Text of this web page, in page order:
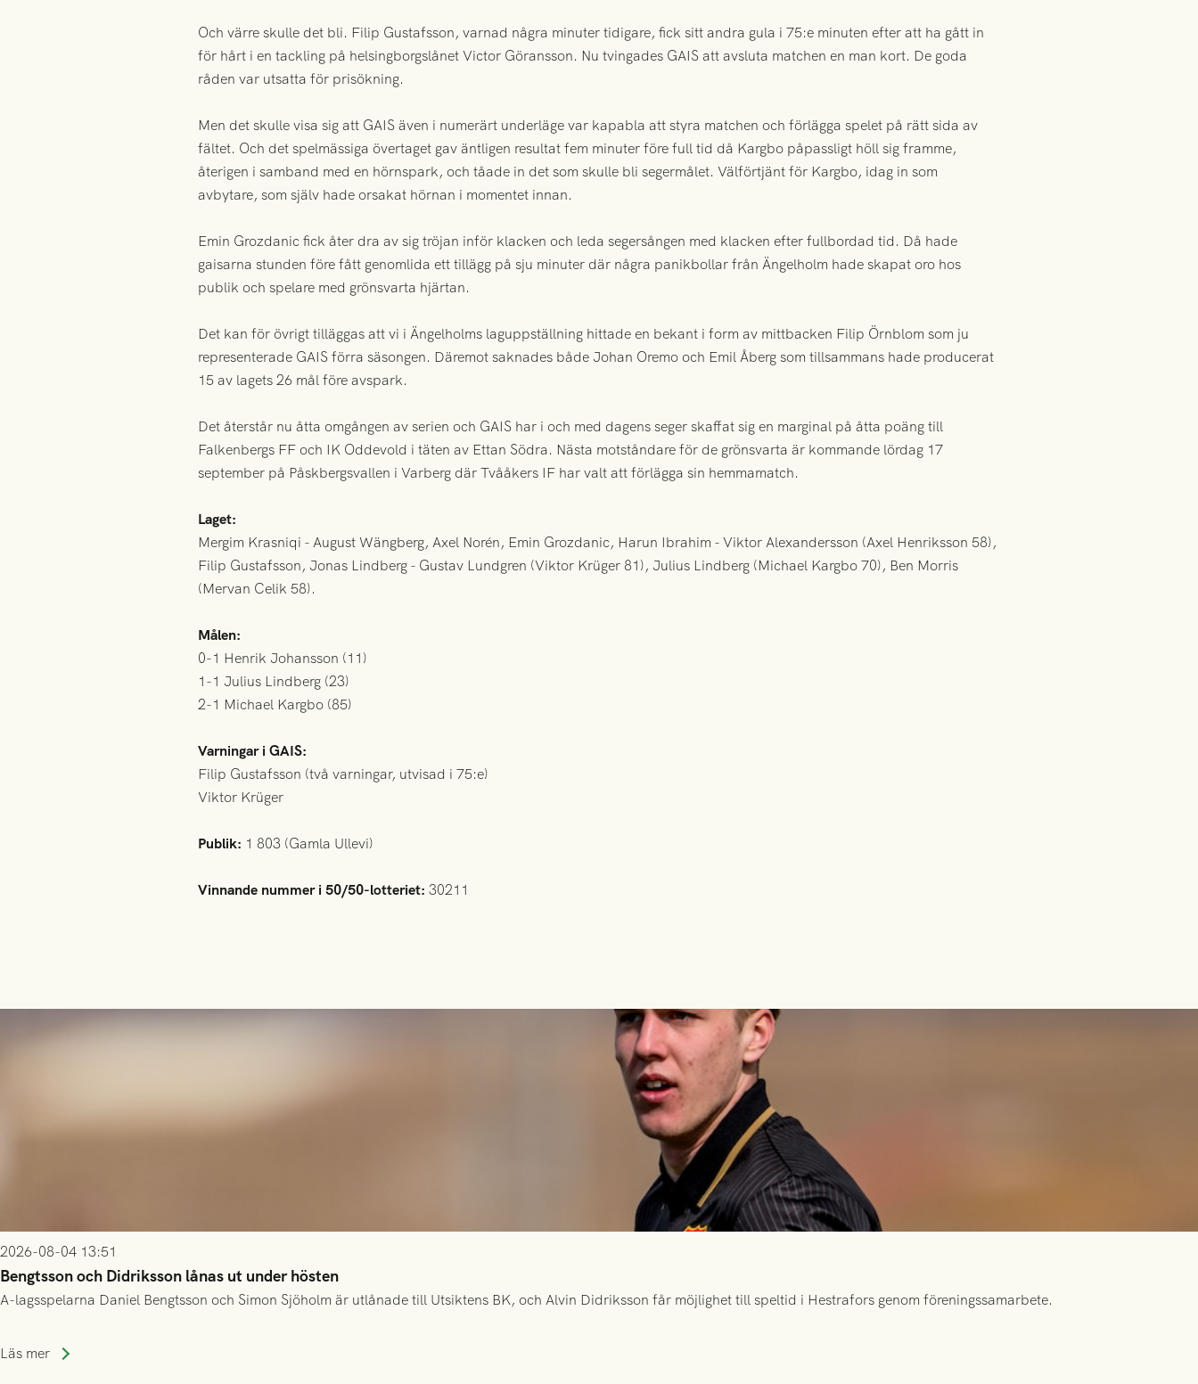
Och värre skulle det bli. Filip Gustafsson, varnad några minuter tidigare, fick sitt andra gula i 75:e minuten efter att ha gått in
för hårt i en tackling på helsingborgslånet Victor Göransson. Nu tvingades GAIS att avsluta matchen en man kort. De goda
råden var utsatta för prisökning.
Men det skulle visa sig att GAIS även i numerärt underläge var kapabla att styra matchen och förlägga spelet på rätt sida av
fältet. Och det spelmässiga övertaget gav äntligen resultat fem minuter före full tid då Kargbo påpassligt höll sig framme,
återigen i samband med en hörnspark, och tåade in det som skulle bli segermålet. Välförtjänt för Kargbo, idag in som
avbytare, som själv hade orsakat hörnan i momentet innan.
Emin Grozdanic fick åter dra av sig tröjan inför klacken och leda segersången med klacken efter fullbordad tid. Då hade
gaisarna stunden före fått genomlida ett tillägg på sju minuter där några panikbollar från Ängelholm hade skapat oro hos
publik och spelare med grönsvarta hjärtan.
Det kan för övrigt tilläggas att vi i Ängelholms laguppställning hittade en bekant i form av mittbacken Filip Örnblom som ju
representerade GAIS förra säsongen. Däremot saknades både Johan Oremo och Emil Åberg som tillsammans hade producerat
15 av lagets 26 mål före avspark.
Det återstår nu åtta omgången av serien och GAIS har i och med dagens seger skaffat sig en marginal på åtta poäng till
Falkenbergs FF och IK Oddevold i täten av Ettan Södra. Nästa motståndare för de grönsvarta är kommande lördag 17
september på Påskbergsvallen i Varberg där Tvååkers IF har valt att förlägga sin hemmamatch.
Laget:
Mergim Krasniqi - August Wängberg, Axel Norén, Emin Grozdanic, Harun Ibrahim - Viktor Alexandersson (Axel Henriksson 58),
Filip Gustafsson, Jonas Lindberg - Gustav Lundgren (Viktor Krüger 81), Julius Lindberg (Michael Kargbo 70), Ben Morris
(Mervan Celik 58).
Målen:
0-1 Henrik Johansson (11)
1-1 Julius Lindberg (23)
2-1 Michael Kargbo (85)
Varningar i GAIS:
Filip Gustafsson (två varningar, utvisad i 75:e)
Viktor Krüger
Publik: 1 803 (Gamla Ullevi)
Vinnande nummer i 50/50-lotteriet: 30211
2026-08-04 13:51
Bengtsson och Didriksson lånas ut under hösten
A-lagsspelarna Daniel Bengtsson och Simon Sjöholm är utlånade till Utsiktens BK, och Alvin Didriksson får möjlighet till speltid i Hestrafors genom föreningssamarbete.
Läs mer